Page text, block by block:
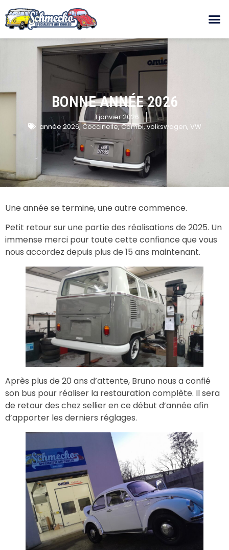
BONNE ANNÉE 2026
1 janvier 2026
année 2026,Coccinelle,Combi,volkswagen, VW
Une année se termine, une autre commence.
Petit retour sur une partie des réalisations de 2025. Un
immense merci pour toute cette confiance que vous
nous accordez depuis plus de 15 ans maintenant.
Après plus de 20 ans d’attente, Bruno nous a confié
son bus pour réaliser la restauration complète. Il sera
de retour des chez sellier en ce début d’année afin
d’apporter les derniers réglages.